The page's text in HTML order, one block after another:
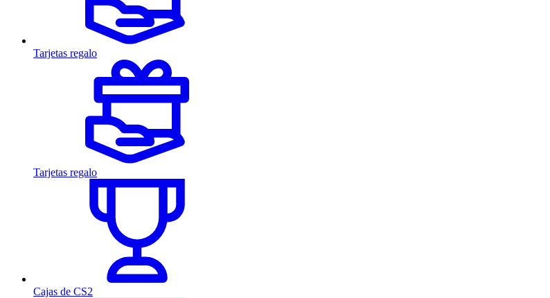
Tarjetas regalo
Tarjetas regalo
Cajas de CS2